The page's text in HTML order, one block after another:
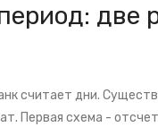
две
считает дни.
Первая схема -